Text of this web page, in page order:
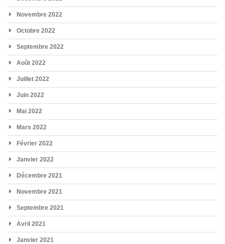
Novembre 2022
Octobre 2022
Septembre 2022
Août 2022
Juillet 2022
Juin 2022
Mai 2022
Mars 2022
Février 2022
Janvier 2022
Décembre 2021
Novembre 2021
Septembre 2021
Avril 2021
Janvier 2021